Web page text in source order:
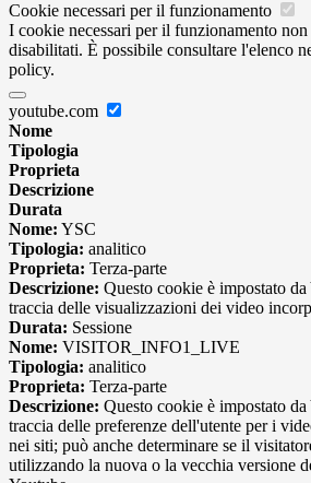
Cookie necessari per il funzionamento
I cookie necessari per il funzionamento non
disabilitati. È possibile consultare l'elenco
policy.
youtube.com
Nome
Tipologia
Proprieta
Descrizione
Durata
Nome: YSC
Tipologia: analitico
Proprieta: Terza-parte
Descrizione: Questo cookie è impostato
traccia delle visualizzazioni dei video
Durata: Sessione
Nome: VISITOR_INFO1_LIVE
Tipologia: analitico
Proprieta: Terza-parte
Descrizione: Questo cookie è impostato
traccia delle preferenze dell'utente per i
nei siti; può anche determinare se il
utilizzando la nuova o la vecchia versione